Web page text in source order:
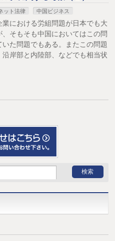
ット法律 中国ビジネス
における労組問題が日本でも大
そもそも中国においてはこの問
た問題でもある。またこの問題
岸部と内陸部、などでも相当状